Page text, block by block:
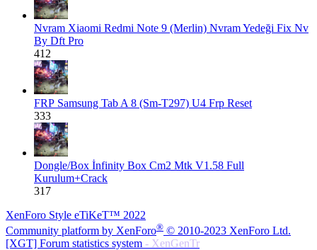
Nvram Xiaomi Redmi Note 9 (Merlin) Nvram Yedeği Fix Nv
By Dft Pro
412
FRP Samsung Tab A 8 (Sm-T297) U4 Frp Reset
333
Dongle/Box İnfinity Box Cm2 Mtk V1.58 Full
Kurulum+Crack
317
XenForo Style eTiKeT™ 2022
Community platform by XenForo® © 2010-2023 XenForo Ltd.
[XGT] Forum statistics system - XenGenTr